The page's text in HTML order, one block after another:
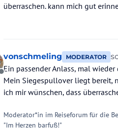
überraschen. kann mich gut
Offline
vonschmeling MODERATOR
Ein passender Anlass, mal
Mein Siegespullover liegt bereit,
ich mir wünschen, dass
Moderator*in im Reiseforum für die
"Im Herzen barfuß!"